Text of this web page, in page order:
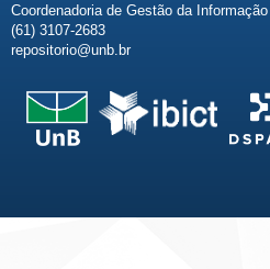
Coordenadoria de Gestão da
(61) 3107-2683
repositorio@unb.br